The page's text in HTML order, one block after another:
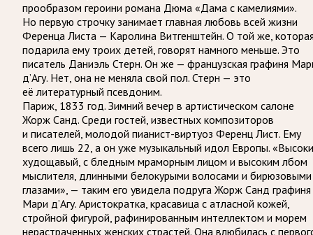
прообразом героини романа Дюма «Дама с камелиями».
Но первую строчку занимает главная любовь всей жизни
Ференца Листа — Каролина Витгенштейн. О той же,
подарила ему троих детей, говорят намного меньше. Это
писатель Даниэль Стерн. Он же — французская графиня
д’Агу. Нет, она не меняла свой пол. Стерн — это
её литературный псевдоним.
Париж, 1833 год. Зимний вечер в артистическом салоне
Жорж Санд. Среди гостей, известных композиторов
и писателей, молодой пианист-виртуоз Ференц Лист. Ему
всего лишь 22, а он уже музыкальный идол Европы.
худощавый, с бледным мраморным лицом и высоким лбом
мыслителя, длинными белокурыми волосами и бирюзовыми
глазами», — таким его увидела подруга Жорж Санд графиня
Мари д’Агу. Аристократка, красавица с атласной кожей,
стройной фигурой, рафинированным интеллектом и морем
нерастраченных женских страстей. Она влюбилась с